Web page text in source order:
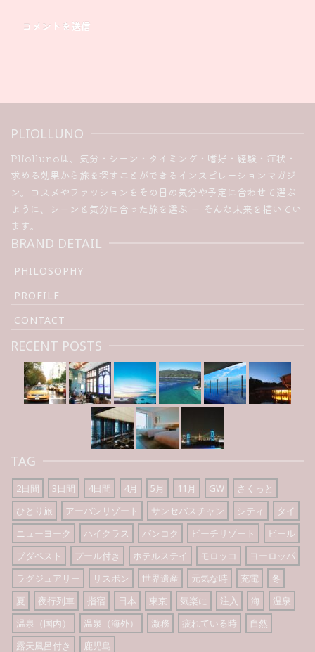
PLIOLLUNO
Pliollunoは、気分・シーン・タイミング・嗜好・経験・症状・
求める効果から旅を探すことができるインスピレーションマガジ
ン。コスメやファッションをその日の気分や予定に合わせて選ぶ
ように、シーンと気分に合った旅を選ぶ ー そんな未来を描いてい
ます。
BRAND DETAIL
PHILOSOPHY
PROFILE
CONTACT
RECENT POSTS
TAG
2日間 3日間 4日間 4月 5月 11月 GW
さくっと
ひとり旅
アーバンリゾート サンセバスチャン シティ
タイ
ニューヨーク
ハイクラス バンコク ビーチリゾート
ビール
ブダペスト
プール付き ホテルステイ モロッコ
ヨーロッパ
ラグジュアリー
リスボン 世界遺産 元気な時 充電
冬
夏
夜行列車 指宿 日本 東京 気楽に 注入 海
温泉
温泉（国内）
温泉（海外） 激務 疲れている時
自然
露天風呂付き
鹿児島